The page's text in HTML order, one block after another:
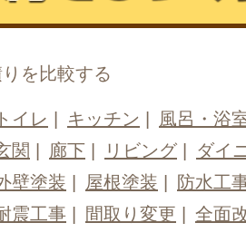
を比較する
トイレ キッチン
風呂・浴
関 廊下 リビング
ダイ
壁塗装 屋根塗装
防水工
震工事 間取り変更 全面